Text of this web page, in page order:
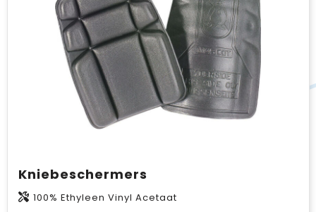
Kniebeschermers
100% Ethyleen Vinyl Acetaat